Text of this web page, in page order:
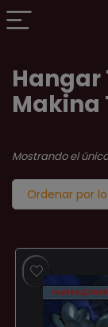
Hangar
Makina
Mostrando el
Ordenar por